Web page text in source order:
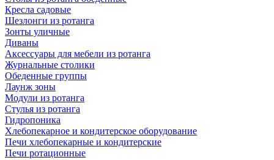
Кресла садовые
Шезлонги из ротанга
Зонты уличные
Диваны
Аксессуары для мебели из ротанга
Журнальные столики
Обеденные группы
Лаунж зоны
Модули из ротанга
Стулья из ротанга
Гидропоника
Хлебопекарное и кондитерское оборудование
Печи хлебопекарные и кондитерские
Печи ротационные